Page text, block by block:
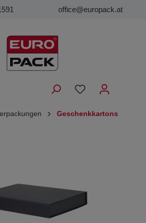
office@europack.at
Geschenkkartons